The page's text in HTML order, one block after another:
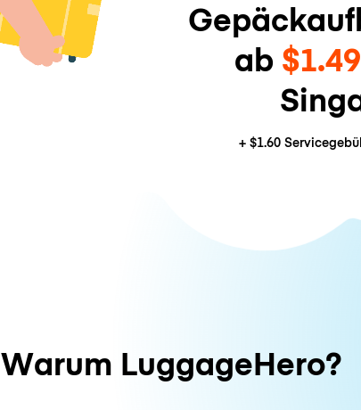
ab $1.49
+ $1.60
Warum LuggageHero?